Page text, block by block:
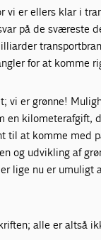
vi er ellers klar i
på de sværeste
for at komme
vi er grønne!
en
til at komme med
og udvikling af
lige nu er umuligt
alle er altså